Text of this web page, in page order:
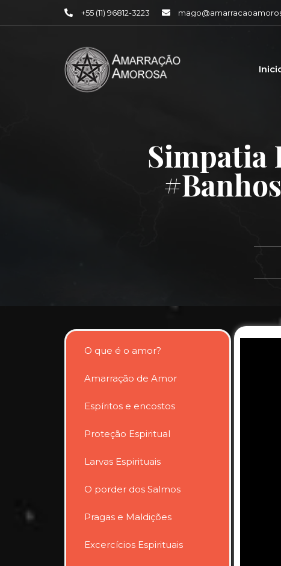
+55 (11) 96812-3223
Simpatia
O que é o amor?
Amarração de Amor
Espíritos e encostos
Proteção Espiritual
Larvas Espirituais
O porder dos Salmos
Pragas e Maldições
Excercícios Espirituais